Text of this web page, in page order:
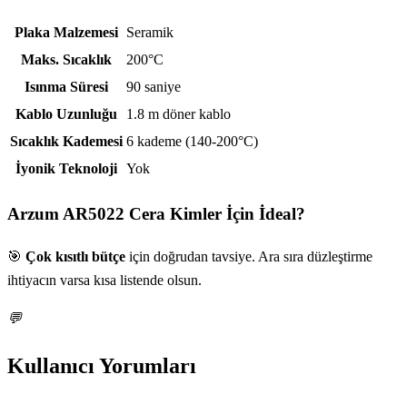
Teknik özellikler
Plaka Malzemesi Seramik
Maks. Sıcaklık
200°C
Isınma Süresi
90 saniye
Kablo Uzunluğu
1.8 m döner kablo
Sıcaklık Kademesi 6 kademe (140-200°C)
İyonik Teknoloji Yok
Arzum AR5022 Cera Kimler İçin İdeal?
🎯 Çok kısıtlı bütçe için doğrudan tavsiye. Ara sıra düzleştirme
ihtiyacın varsa kısa listende olsun.
💬
Kullanıcı Yorumları